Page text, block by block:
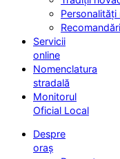
Servicii
online
Nomenclatura
stradală
Monitorul
Oficial Local
Despre
oraș